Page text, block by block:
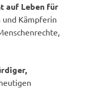
auf Leben für
Kämpferin